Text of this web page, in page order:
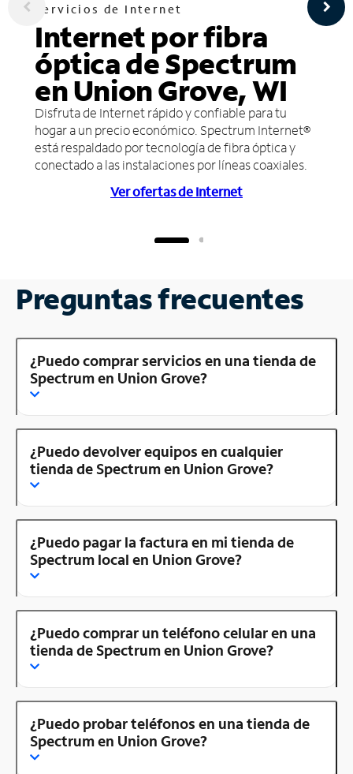
Servicios de Internet
Internet por fibra
óptica de Spectrum
en Union Grove, WI
Disfruta de Internet rápido y confiable para tu
hogar a un precio económico. Spectrum Internet®
está respaldado por tecnología de fibra óptica y
conectado a las instalaciones por líneas coaxiales.
Ver ofertas de Internet
Preguntas frecuentes
¿Puedo comprar servicios en una tienda de
Spectrum en Union Grove?
¿Puedo devolver equipos en cualquier
tienda de Spectrum en Union Grove?
¿Puedo pagar la factura en mi tienda de
Spectrum local en Union Grove?
¿Puedo comprar un teléfono celular en una
tienda de Spectrum en Union Grove?
¿Puedo probar teléfonos en una tienda de
Spectrum en Union Grove?